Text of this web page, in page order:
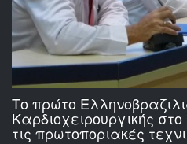
Το πρώτο
Καρδιοχειρουργικής
τις πρωτοποριακές